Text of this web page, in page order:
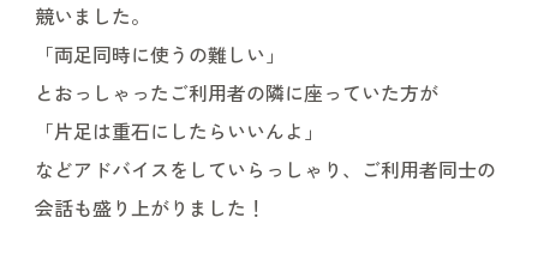
競いました。
「両足同時に使うの難しい」
とおっしゃったご利用者の隣に座っていた方が
「片足は重石にしたらいいんよ」
などアドバイスをしていらっしゃり、ご利用者同士の
会話も盛り上がりました！